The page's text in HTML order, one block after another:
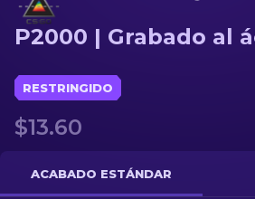
Fusiles de Francotirador
Cuchillos
Guantes
Cajas
P2000 | Grabado al
RESTRINGIDO
$13.60
ACABADO ESTÁNDAR